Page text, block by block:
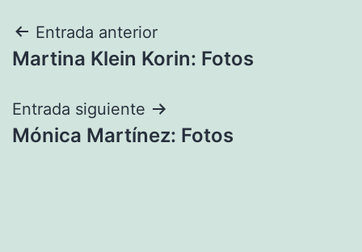
Navegación
de
entradas
Entrada anterior
Martina Klein Korin: Fotos
Entrada siguiente
Mónica Martínez: Fotos